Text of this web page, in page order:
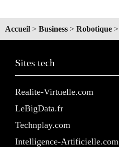
Accueil > Business > Robotique >
Sites tech
Realite-Virtuelle.com
LeBigData.fr
Technplay.com
Intelligence-Artificielle.com